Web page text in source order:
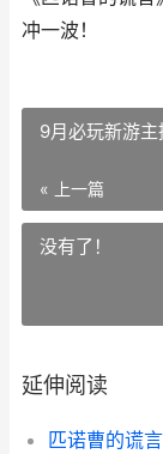
冲一波！
9月必玩新游
« 上一篇
没有了！
延伸阅读